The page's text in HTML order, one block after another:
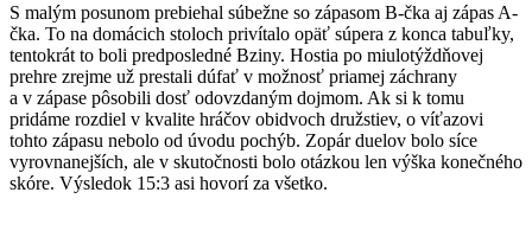
S malým posunom prebiehal súbežne so zápasom B-čka aj zápas A-
čka. To na domácich stoloch privítalo opäť súpera z konca tabuľky,
tentokrát to boli predposledné Bziny. Hostia po miulotýždňovej
prehre zrejme už prestali dúfať v možnosť priamej záchrany
a v zápase pôsobili dosť odovzdaným dojmom. Ak si k tomu
pridáme rozdiel v kvalite hráčov obidvoch družstiev, o víťazovi
tohto zápasu nebolo od úvodu pochýb. Zopár duelov bolo síce
vyrovnanejších, ale v skutočnosti bolo otázkou len výška konečného
skóre. Výsledok 15:3 asi hovorí za všetko.